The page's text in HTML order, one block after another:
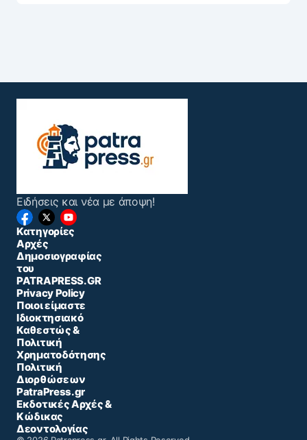
Ειδήσεις και νέα με άποψη!
Κατηγορίες
Αρχές
Δημοσιογραφίας
του
PATRAPRESS.GR
Privacy Policy
Ποιοι είμαστε
Ιδιοκτησιακό
Καθεστώς &
Πολιτική
Χρηματοδότησης
Πολιτική
Διορθώσεων
PatraPress.gr
Εκδοτικές Αρχές &
Κώδικας
Δεοντολογίας